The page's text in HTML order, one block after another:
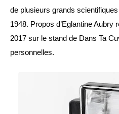
de plusieurs grands
1948. Propos d’Eglantine Aubry
2017 sur le stand de Dans Ta
personnelles.